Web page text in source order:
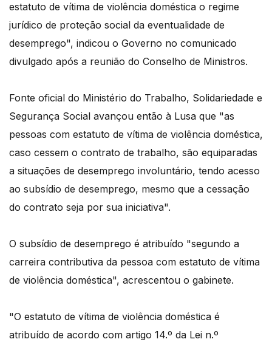
estatuto de vítima de violência doméstica o regime
jurídico de proteção social da eventualidade de
desemprego", indicou o Governo no comunicado
divulgado após a reunião do Conselho de Ministros.
Fonte oficial do Ministério do Trabalho, Solidariedade e
Segurança Social avançou então à Lusa que "as
pessoas com estatuto de vítima de violência doméstica,
caso cessem o contrato de trabalho, são equiparadas
a situações de desemprego involuntário, tendo acesso
ao subsídio de desemprego, mesmo que a cessação
do contrato seja por sua iniciativa".
O subsídio de desemprego é atribuído "segundo a
carreira contributiva da pessoa com estatuto de vítima
de violência doméstica", acrescentou o gabinete.
"O estatuto de vítima de violência doméstica é
atribuído de acordo com artigo 14.º da Lei n.º